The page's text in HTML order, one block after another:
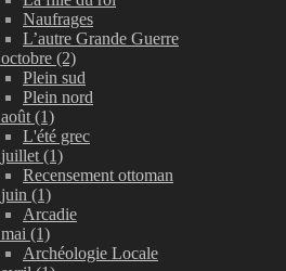
Naufrages
L’autre Grande Guerre
octobre (2)
Plein sud
Plein nord
août (1)
L'été grec
juillet (1)
Recensement ottoman
juin (1)
Arcadie
mai (1)
Archéologie Locale